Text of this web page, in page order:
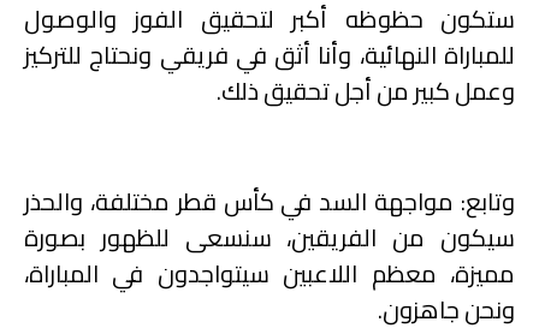
ستكون حظوظه أكبر لتحقيق الفوز والوصول
للمباراة النهائية، وأنا أثق في فريقي ونحتاج للتركيز
وعمل كبير من أجل تحقيق ذلك.
وتابع: مواجهة السد في كأس قطر مختلفة، والحذر
سيكون من الفريقين، سنسعى للظهور بصورة
مميزة، معظم اللاعبين سيتواجدون في المباراة،
ونحن جاهزون.